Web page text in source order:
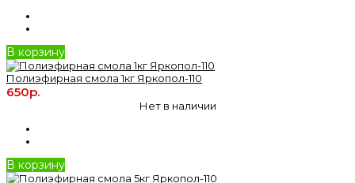
В корзину
Полиэфирная смола 1кг Яркопол-110
650р.
Нет в наличии
В корзину